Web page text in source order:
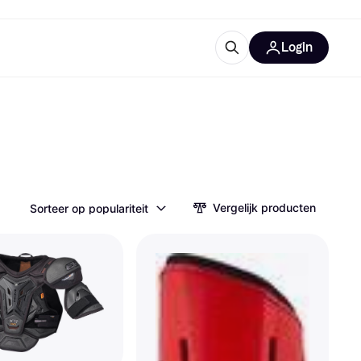
Login
Sorteer op populariteit Vergelijk producten